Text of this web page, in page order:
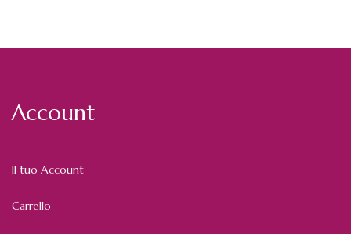
Account
Il tuo Account
Carrello